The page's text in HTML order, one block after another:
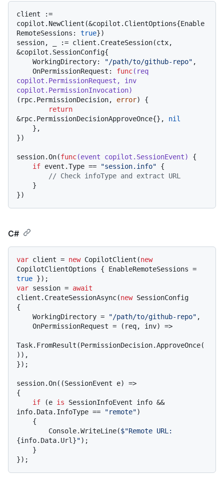
client :=
copilot.NewClient(&copilot.ClientOptions{Enable
RemoteSessions: true})
session, _ := client.CreateSession(ctx,
&copilot.SessionConfig{
    WorkingDirectory:
"/path/to/github-repo" ,
    OnPermissionRequest:
func(req
copilot.PermissionRequest, inv
copilot.PermissionInvocation)
(rpc.PermissionDecision, error) {
return
&rpc.PermissionDecisionApproveOnce{}, nil
})
session.On(func(event copilot.SessionEvent)
{
if event.Type == "session.info" {
// Check infoType and extract URL
C#
var client = new CopilotClient(new
true
var session = await
client.CreateSessionAsync(new SessionConfig
{
    WorkingDirectory =
"/path/to/github-repo" ,
Task.FromResult(PermissionDecision.ApproveOnce(
)),
});
session.On((SessionEvent e) =>
{
if (e is SessionInfoEvent info &&
info.Data.InfoType ==
"remote")
        Console.WriteLine(
{info.Data.Url}");